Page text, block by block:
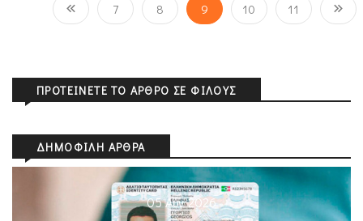
7 8 9 10 11
ΠΡΟΤΕΊΝΕΤΕ ΤΟ ΆΡΘΡΟ ΣΕ ΦΊΛΟΥΣ
ΔΗΜΟΦΙΛΉ ΆΡΘΡΑ
05 Αυγ 2026